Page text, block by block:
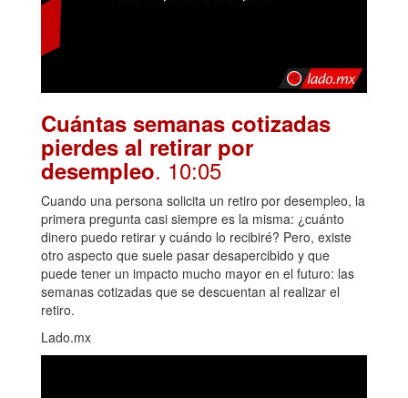
Cuántas semanas cotizadas
pierdes al retirar por
desempleo. 10:05
Cuando una persona solicita un retiro por desempleo, la
primera pregunta casi siempre es la misma: ¿cuánto
dinero puedo retirar y cuándo lo recibiré? Pero, existe
otro aspecto que suele pasar desapercibido y que
puede tener un impacto mucho mayor en el futuro: las
semanas cotizadas que se descuentan al realizar el
retiro.
Lado.mx